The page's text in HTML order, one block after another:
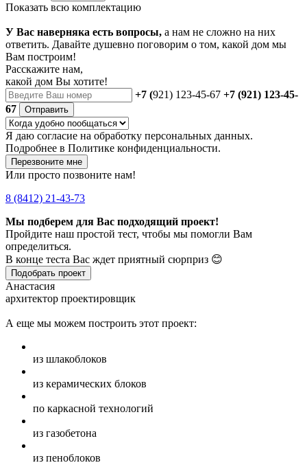
Показать всю комплектацию
У Вас наверняка есть вопросы, а нам не сложно на них
ответить. Давайте душевно поговорим о том, какой дом мы
Вам построим!
Расскажите нам,
какой дом Вы хотите!
+7 (921) 123-45-67 +7 (921) 123-45-
67
Отправить
Я даю согласие на обработку персональных данных.
Подробнее в Политике конфиденциальности.
Перезвоните мне
Или просто позвоните нам!
8 (8412) 21-43-73
Мы подберем для Вас подходящий проект!
Пройдите наш простой тест, чтобы мы помогли Вам
определиться.
В конце теста Вас ждет приятный сюрприз 😊
Подобрать проект
Анастасия
архитектор проектировщик
А еще мы можем построить этот проект:
из шлакоблоков
из керамических блоков
по каркасной технологий
из газобетона
из пеноблоков